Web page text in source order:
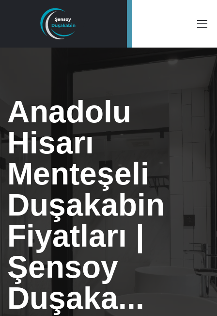
Anadolu
Hisarı
Menteşeli
Duşakabin
Fiyatları |
Şensoy
Duşaka...